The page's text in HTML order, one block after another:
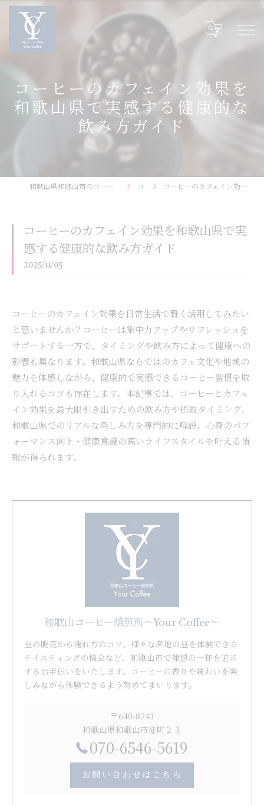
コーヒーのカフェイン効果を
和歌山県で実感する健康的な
飲み方ガイド
和歌山県和歌山市のコーヒーなら和歌山コーヒー焙煎所〜Your Coffee〜 コラム コーヒーのカフェイン効果を和歌山県で実感する健康的な飲み方ガイド
コーヒーのカフェイン効果を和歌山県で実
感する健康的な飲み方ガイド
2025/11/05
コーヒーのカフェイン効果を日常生活で賢く活用してみたい
と思いませんか？コーヒーは集中力アップやリフレッシュを
サポートする一方で、タイミングや飲み方によって健康への
影響も異なります。和歌山県ならではのカフェ文化や地域の
魅力を体感しながら、健康的で実感できるコーヒー習慣を取
り入れるコツも存在します。本記事では、コーヒーとカフェ
イン効果を最大限引き出すための飲み方や摂取タイミング、
和歌山県でのリアルな楽しみ方を専門的に解説。心身のパフ
ォーマンス向上・健康意識の高いライフスタイルを叶える情
報が得られます。
和歌山コーヒー焙煎所〜Your Coffee〜
豆の販売から淹れ方のコツ、様々な産地の豆を体験できる
テイスティングの機会など、和歌山市で理想の一杯を追求
するお手伝いをいたします。コーヒーの香りや味わいを楽
しみながら体験できるよう努めてまいります。
〒640-8243
和歌山県和歌山市徒町２３
070-6546-5619
お問い合わせはこちら